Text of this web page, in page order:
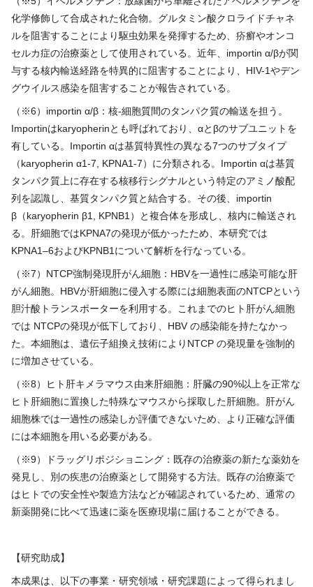
化学修飾して合成された化合物。グルタミン酸クロライドチャネ
ルを阻害することにより駆虫効果を発揮するため、疥癬やオンコ
セルカ症の治療薬として使用されている。近年、 importin α/βが関
与する核内輸送経路を特異的に阻害することにより、 HIV-1やデン
グウイルス感染を阻害することが報告されている。
（※6） importin α/β：核-細胞質間のタンパク質の輸送を担う。
Importinはkaryopherinとも呼ばれており、αとβのサブユニットを
有している。 Importin αは基質特異性の異なる7つのサブタイプ
（karyopherin α1-7, KPNA1-7）に分類される。 Importin αは基質
タンパク質上に存在する核移行シグナルという特定のアミノ酸配
列を認識し、基質タンパク質と結合する。その後、 importin
β（karyopherin β1, KPNB1 ）と複合体を形成し、核内に輸送され
る。肝細胞ではKPNA7の発現が低かったため、本研究では
KPNA1–6およびKPNB1 について解析を行なっている。
（※7） NTCP強制発現肝がん細胞：HBVを一過性に感染可能な肝
がん細胞。 HBVが肝細胞に侵入する際には細胞表面のNTCPという
胆汁酸トランスポーターを利用する。これまでのヒト肝がん細胞
では NTCPの発現が低下しており、 HBV の感染能を持たなかっ
た。本細胞は、遺伝子組換え技術により NTCP の発現量を強制的
に増加させている。
（※8）ヒト肝キメラマウス由来肝細胞：肝臓の90%以上を正常な
ヒト肝細胞に置換した特殊なマウスから採取した肝細胞。肝がん
細胞株では一過性の感染しか評価できないため、より正確な評価
には本細胞を用いる必要がある。
（※9）ドラッグリポジショニング：既存の治療薬の新たな薬効を
発見し、別の疾患の治療薬として開発する方法。既存の治療薬で
はヒトでの安全性や製造方法などが確認されているため、通常の
新薬開発に比べて迅速に薬を医療現場に届けることができる。
【研究助成】
本成果は、以下の事業・研究領域・研究課題によって得られまし